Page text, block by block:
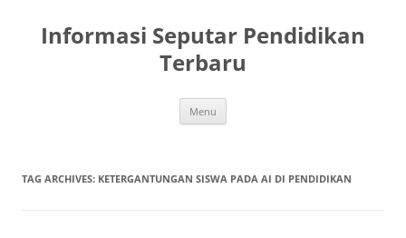
content
Informasi Seputar Pendidikan
Terbaru
Menu
TAG ARCHIVES: KETERGANTUNGAN SISWA PADA AI DI PENDIDIKAN